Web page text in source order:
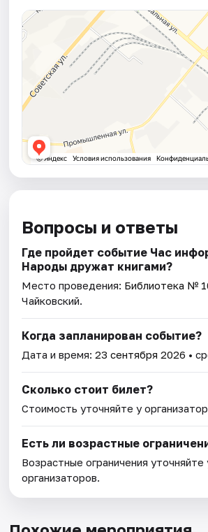
Вопросы и ответы
Где пройдет событие Час
Народы дружат книгами?
Место проведения: Библиотека №
Чайковский.
Когда запланирован событие?
Дата и время:23 сентября 2026 •
Сколько стоит билет?
Стоимость уточняйте у
Есть ли возрастные
Возрастные ограничения уточняйте
организаторов.